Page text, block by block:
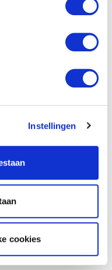
Instellingen
cookies